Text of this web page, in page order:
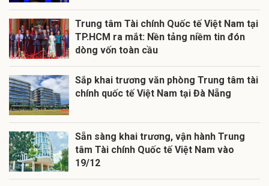
Trung tâm Tài chính Quốc tế Việt Nam tại
TP.HCM ra mắt: Nền tảng niềm tin đón
dòng vốn toàn cầu
Sắp khai trương văn phòng Trung tâm tài
chính quốc tế Việt Nam tại Đà Nẵng
Sẵn sàng khai trương, vận hành Trung
tâm Tài chính Quốc tế Việt Nam vào
19/12